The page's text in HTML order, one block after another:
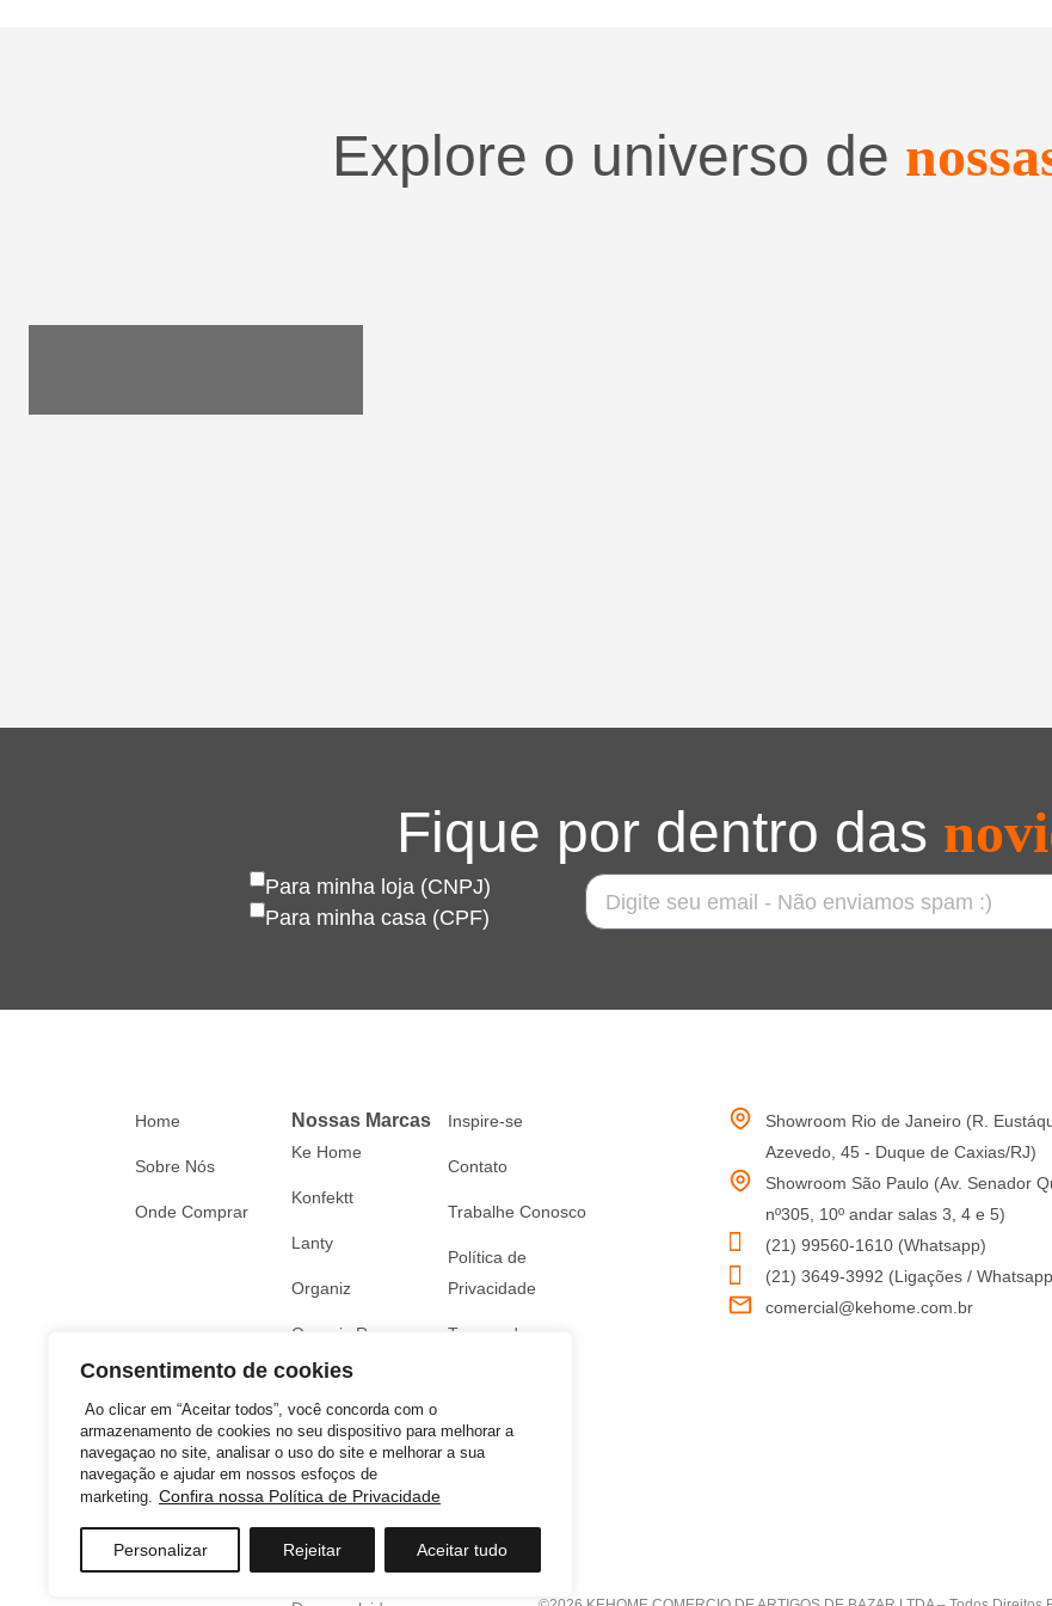
Consentimento de cookies
Ao clicar em “Aceitar todos”, você concorda com o
armazenamento de cookies no seu dispositivo para melhorar a
navegaçao no site, analisar o uso do site e melhorar a sua
navegação e ajudar em nossos esfoços de
marketing. Confira nossa Política de Privacidade
Personalizar Rejeitar Aceitar tudo
Explore o universo de
Fique por dentro das
Para minha loja (CNPJ)
Para minha casa (CPF)
Home
Sobre Nós
Onde Comprar
Nossas Marcas
Ke Home
Konfektt
Lanty
Organiz
Organiz Rosa
Inspire-se
Contato
Trabalhe Conosco
Política de
Privacidade
Termos de uso
Showroom Rio de Janeiro (R.
Azevedo, 45 - Duque de Caxias/RJ)
Showroom São Paulo (Av. Senador
nº305, 10º andar salas 3, 4 e 5)
(21) 99560-1610 (Whatsapp)
(21) 3649-3992 (Ligações /
comercial@kehome.com.br